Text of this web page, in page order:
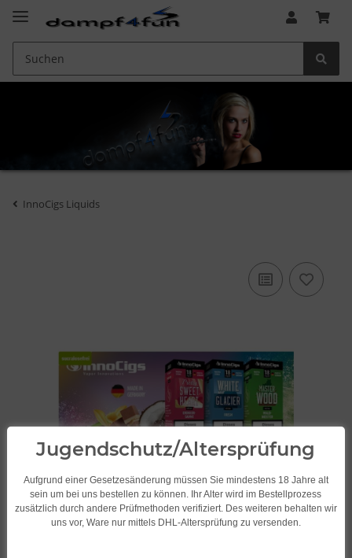
InnoCigs Liquids
Jugendschutz/Altersprüfung
Aufgrund einer Gesetzesänderung müssen Sie mindestens 18 Jahre alt
sein um bei uns bestellen zu können. Ihr Alter wird im Bestellprozess
zusätzlich durch andere Prüfmethoden verifiziert. Des weiteren behalten wir
uns vor, Ware nur mittels DHL-Altersprüfung zu versenden.